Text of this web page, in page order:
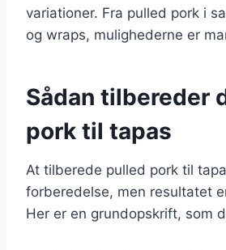
variationer. Fra pulled pork i
og wraps, mulighederne er
Sådan tilbereder
pork til tapas
At tilberede pulled pork til
forberedelse, men resultatet
Her er en grundopskrift, som